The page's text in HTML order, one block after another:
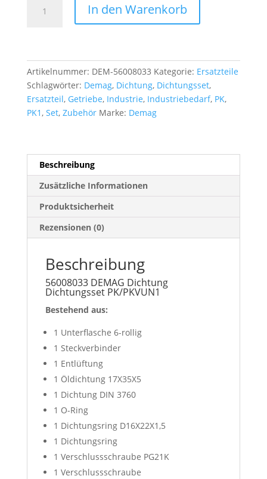
DEMAG
1
Menge
In den Warenkorb
n
a
t
:
Artikelnummer: DEM-56008033 Kategorie: Ersatzteile
Schlagwörter: Demag, Dichtung, Dichtungsset,
Ersatzteil, Getriebe, Industrie, Industriebedarf, PK,
PK1, Set, Zubehör Marke: Demag
Beschreibung
Zusätzliche Informationen
Produktsicherheit
Rezensionen (0)
Beschreibung
56008033 DEMAG Dichtung
Dichtungsset PK/PKVUN1
Bestehend aus:
1 Unterflasche 6-rollig
1 Steckverbinder
1 Entlüftung
1 Öldichtung 17X35X5
1 Dichtung DIN 3760
1 O-Ring
1 Dichtungsring D16X22X1,5
1 Dichtungsring
1 Verschlussschraube PG21K
1 Verschlussschraube